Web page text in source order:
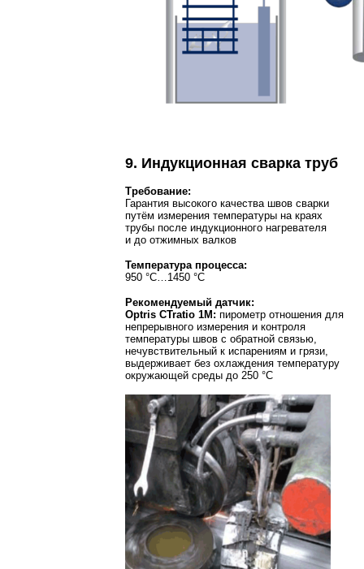
9. Индукционная сварка труб
Требование:
Гарантия высокого качества швов сварки
путём измерения температуры на краях
трубы после индукционного нагревателя
и до отжимных валков
Температура процесса:
950 °C…1450 °C
Рекомендуемый датчик:
Optris CTratio 1M: пирометр отношения для
непрерывного измерения и контроля
температуры швов с обратной связью,
нечувствительный к испарениям и грязи,
выдерживает без охлаждения температуру
окружающей среды до 250 °C